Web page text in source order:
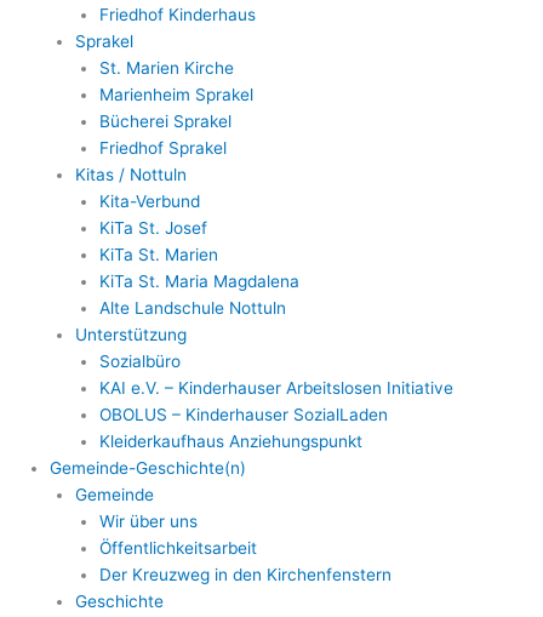
Friedhof Kinderhaus
Sprakel
St. Marien Kirche
Marienheim Sprakel
Bücherei Sprakel
Friedhof Sprakel
Kitas / Nottuln
Kita-Verbund
KiTa St. Josef
KiTa St. Marien
KiTa St. Maria Magdalena
Alte Landschule Nottuln
Unterstützung
Sozialbüro
KAI e.V. – Kinderhauser Arbeitslosen Initiative
OBOLUS – Kinderhauser SozialLaden
Kleiderkaufhaus Anziehungspunkt
Gemeinde-Geschichte(n)
Gemeinde
Wir über uns
Öffentlichkeitsarbeit
Der Kreuzweg in den Kirchenfenstern
Geschichte